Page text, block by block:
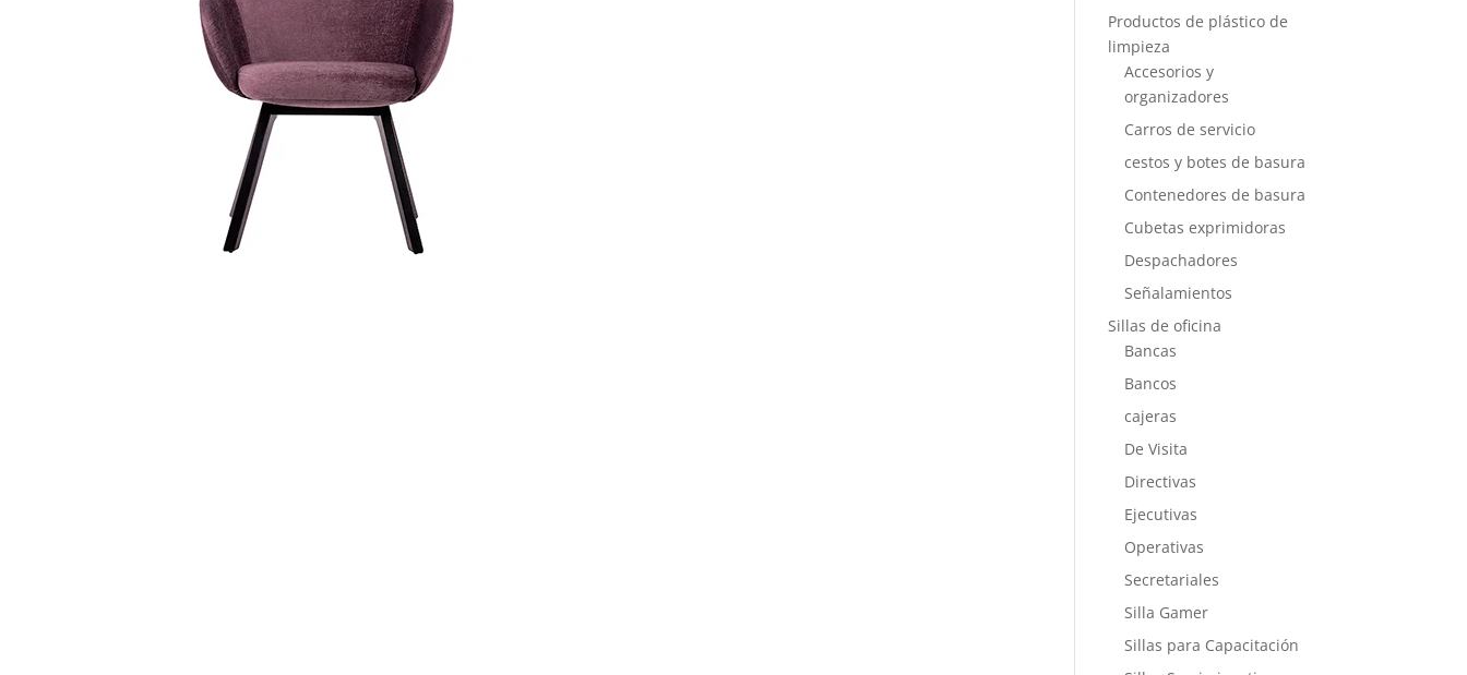
Productos de plástico de
limpieza
Accesorios y
organizadores
Carros de servicio
cestos y botes de basura
Contenedores de basura
Cubetas exprimidoras
Despachadores
Señalamientos
Sillas de oficina
Bancas
Bancos
cajeras
De Visita
Directivas
Ejecutivas
Operativas
Secretariales
Silla Gamer
Sillas para Capacitación